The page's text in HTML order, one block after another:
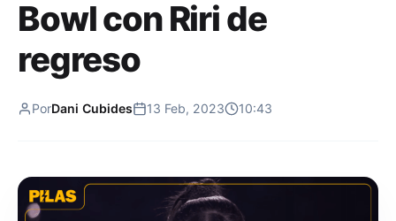
CONTACTO
SUSCRÍBETE
Bowl con Riri de
regreso
PorDani Cubides 13 Feb, 2023 10:43